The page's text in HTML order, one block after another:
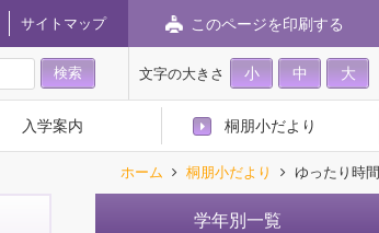
サイトマップ このページを印刷する
文字の大きさ 小 中 大
入学案内 桐朋小だより
ホーム 桐朋小だより ゆったり時間
学年別一覧